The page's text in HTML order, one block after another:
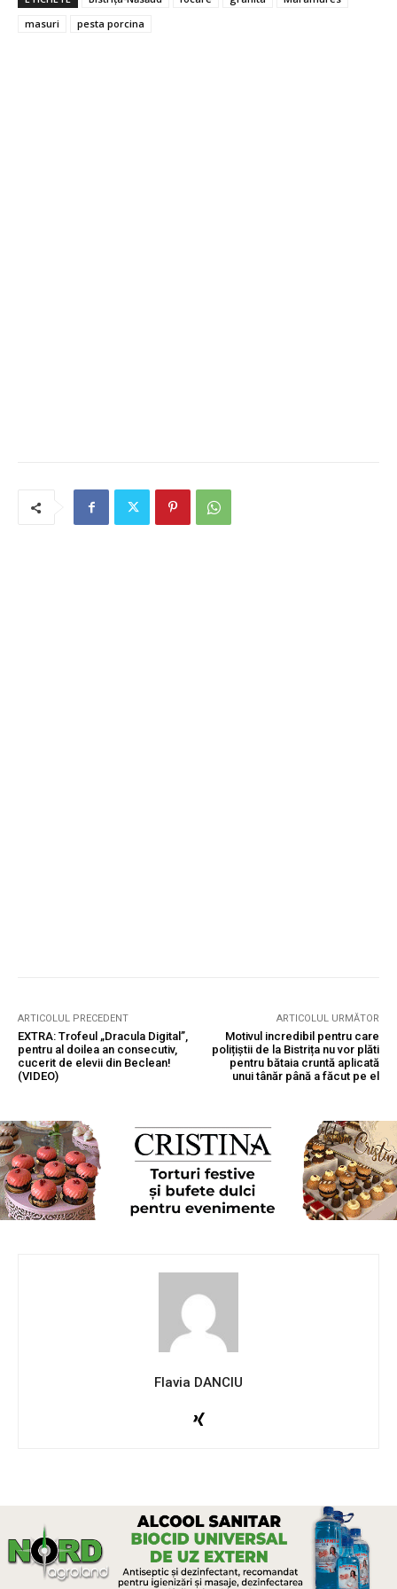
masuri
pesta porcina
ARTICOLUL PRECEDENT
EXTRA: Trofeul „Dracula Digital”,
pentru al doilea an consecutiv,
cucerit de elevii din Beclean!
(VIDEO)
ARTICOLUL URMĂTOR
Motivul incredibil pentru care
polițiștii de la Bistrița nu vor plăti
pentru bătaia cruntă aplicată
unui tânăr până a făcut pe el
Flavia DANCIU